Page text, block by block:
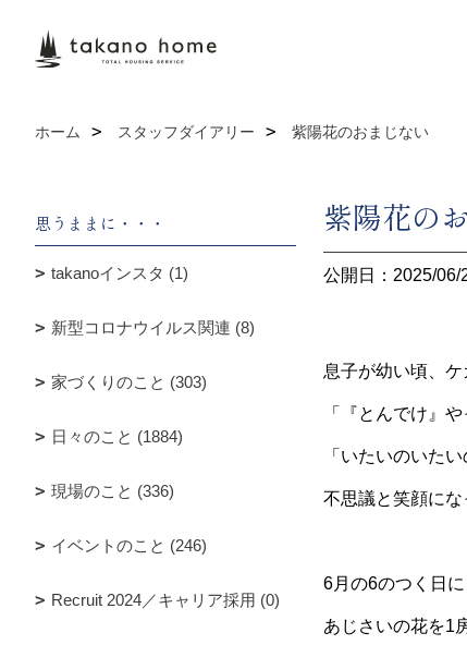
ホーム スタッフダイアリー 紫陽花のおまじない
紫陽花の
公開日：2025/06/
息子が幼い頃、
「『とんでけ』
「いたいのいた
不思議と笑顔にな
6月の6のつく日に
あじさいの花を1
思うままに・・・
takanoインスタ (1)
新型コロナウイルス関連 (8)
家づくりのこと (303)
日々のこと (1884)
現場のこと (336)
イベントのこと (246)
Recruit 2024／キャリア採用 (0)